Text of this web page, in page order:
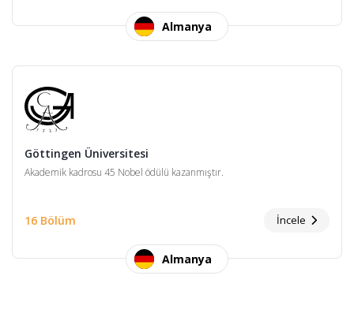
Almanya
Göttingen Üniversitesi
Akademik kadrosu 45 Nobel ödülü kazanmıştır.
16 Bölüm İncele
Almanya